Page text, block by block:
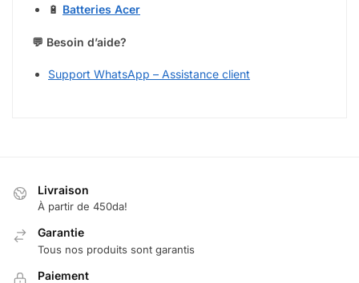
🔋 Batteries Acer
💬 Besoin d’aide?
Support WhatsApp – Assistance client
Livraison
À partir de 450da!
Garantie
Tous nos produits sont garantis
Paiement